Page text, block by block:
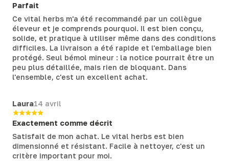
Parfait
Ce vital herbs m'a été recommandé par un collègue
éleveur et je comprends pourquoi. Il est bien conçu,
solide, et pratique à utiliser même dans des conditions
difficiles. La livraison a été rapide et l'emballage bien
protégé. Seul bémol mineur : la notice pourrait être un
peu plus détaillée, mais rien de bloquant. Dans
l'ensemble, c'est un excellent achat.
Laura14 avril
Exactement comme décrit
Satisfait de mon achat. Le vital herbs est bien
dimensionné et résistant. Facile à nettoyer, c'est un
critère important pour moi.